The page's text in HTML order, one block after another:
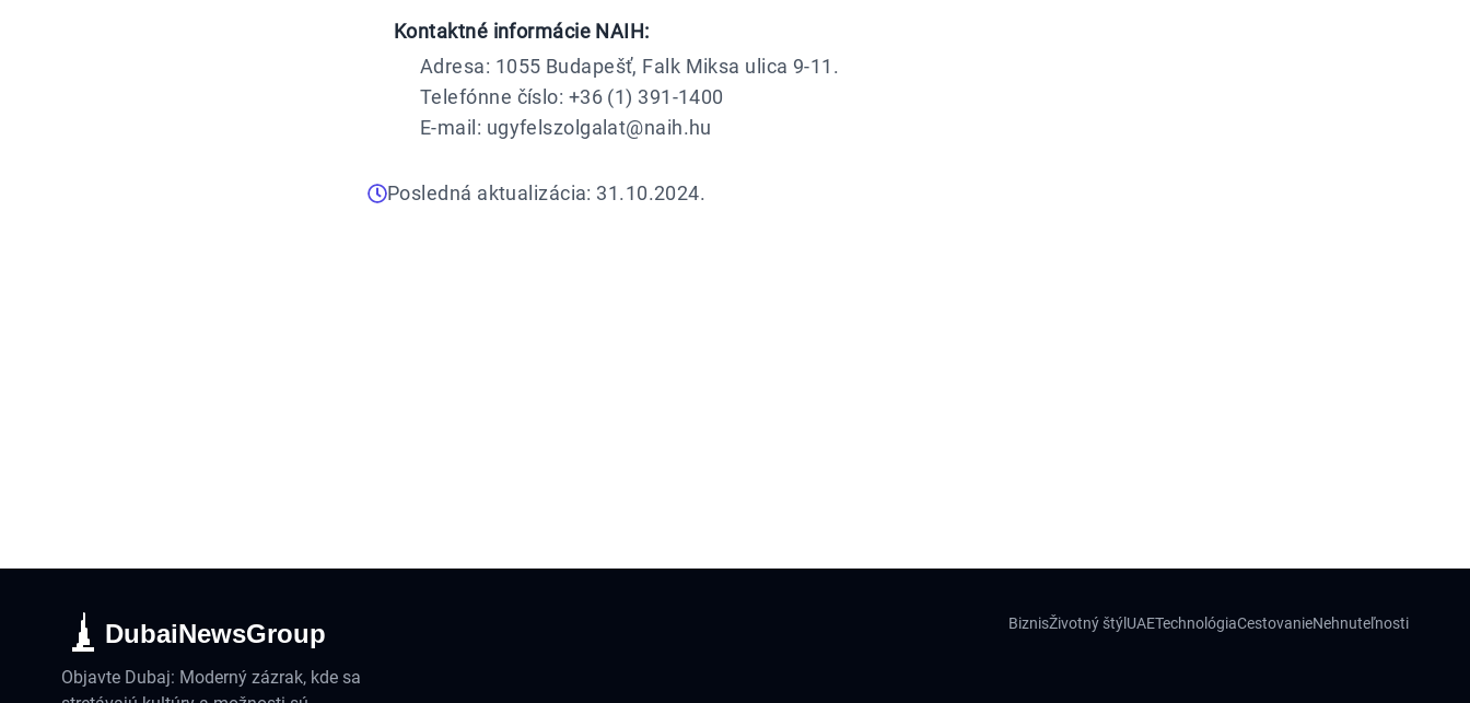
Kontaktné informácie NAIH:
Adresa: 1055 Budapešť, Falk Miksa ulica 9-11.
Telefónne číslo: +36 (1) 391-1400
E-mail: ugyfelszolgalat@naih.hu
Posledná aktualizácia: 31.10.2024.
DubaiNewsGroup
Objavte Dubaj: Moderný zázrak, kde sa
BiznisŽivotný štýl UAETechnológiaCestovanieNehnuteľnosti